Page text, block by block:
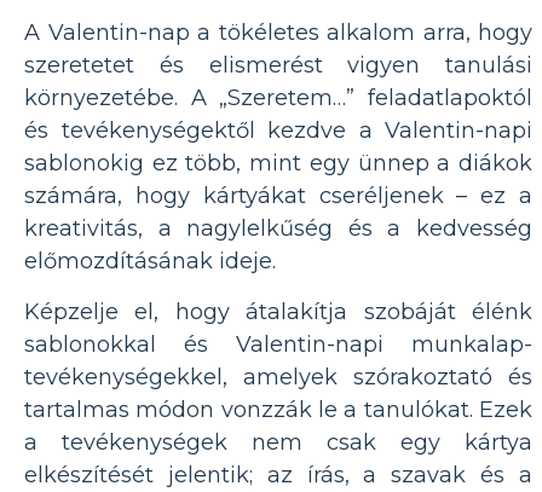
A Valentin-nap a tökéletes alkalom arra, hogy
szeretetet és elismerést vigyen tanulási
környezetébe. A „Szeretem…” feladatlapoktól
és tevékenységektől kezdve a Valentin-napi
sablonokig ez több, mint egy ünnep a diákok
számára, hogy kártyákat cseréljenek – ez a
kreativitás, a nagylelkűség és a kedvesség
előmozdításának ideje.
Képzelje el, hogy átalakítja szobáját élénk
sablonokkal és Valentin-napi munkalap-
tevékenységekkel, amelyek szórakoztató és
tartalmas módon vonzzák le a tanulókat. Ezek
a tevékenységek nem csak egy kártya
elkészítését jelentik; az írás, a szavak és a